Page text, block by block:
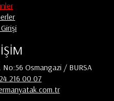
No:56 Osmangazi / BURSA
216 00 07